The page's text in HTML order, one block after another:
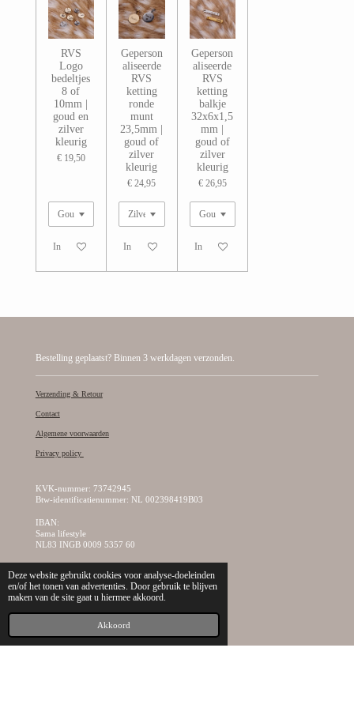
Deze website gebruikt cookies voor analyse-doeleinden
en/of het tonen van advertenties. Door gebruik te blijven
maken van de site gaat u hiermee akkoord.
Akkoord
RVS
Logo
bedeltjes
8 of
10mm |
goud en
zilver
kleurig
€ 19,50
In winkelwagen
Geperson
aliseerde
RVS
ketting
ronde
munt
23,5mm |
goud of
zilver
kleurig
€ 24,95
In winkelwagen
Geperson
aliseerde
RVS
ketting
balkje
32x6x1,5
mm |
goud of
zilver
kleurig
€ 26,95
In winkelwagen
Bestelling geplaatst? Binnen 3 werkdagen verzonden.
Verzending & Retour
Contact
Algemene voorwaarden
Privacy policy
KVK-nummer: 73742945
Btw-identificatienummer: NL 002398419B03
IBAN:
Sama lifestyle
NL83 INGB 0009 5357 60
Betaal mogelijkheden